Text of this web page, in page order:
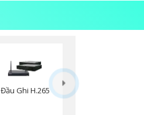
Đầu Ghi H.265